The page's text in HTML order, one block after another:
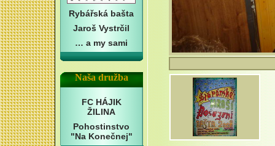
Rybářská bašta
Jaroš Vystrčil
… a my sami
Naša družba
FC HÁJIK
ŽILINA
Pohostinstvo
"Na Konečnej"